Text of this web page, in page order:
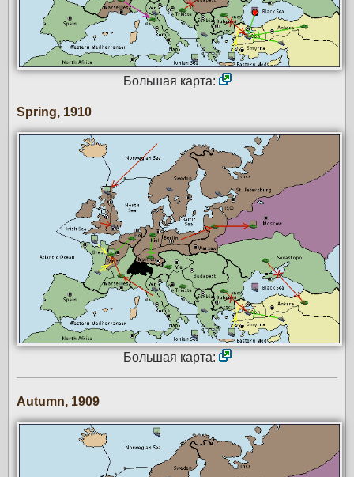
Большая карта:
Spring, 1910
Большая карта:
Autumn, 1909